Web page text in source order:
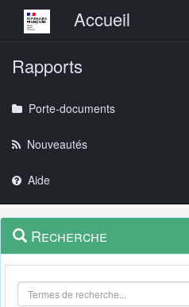
Menu principalAccueil
Rapports
Porte-documents
Nouveautés
Aide
Navigation
outils
Menu
contextuel
Recherche